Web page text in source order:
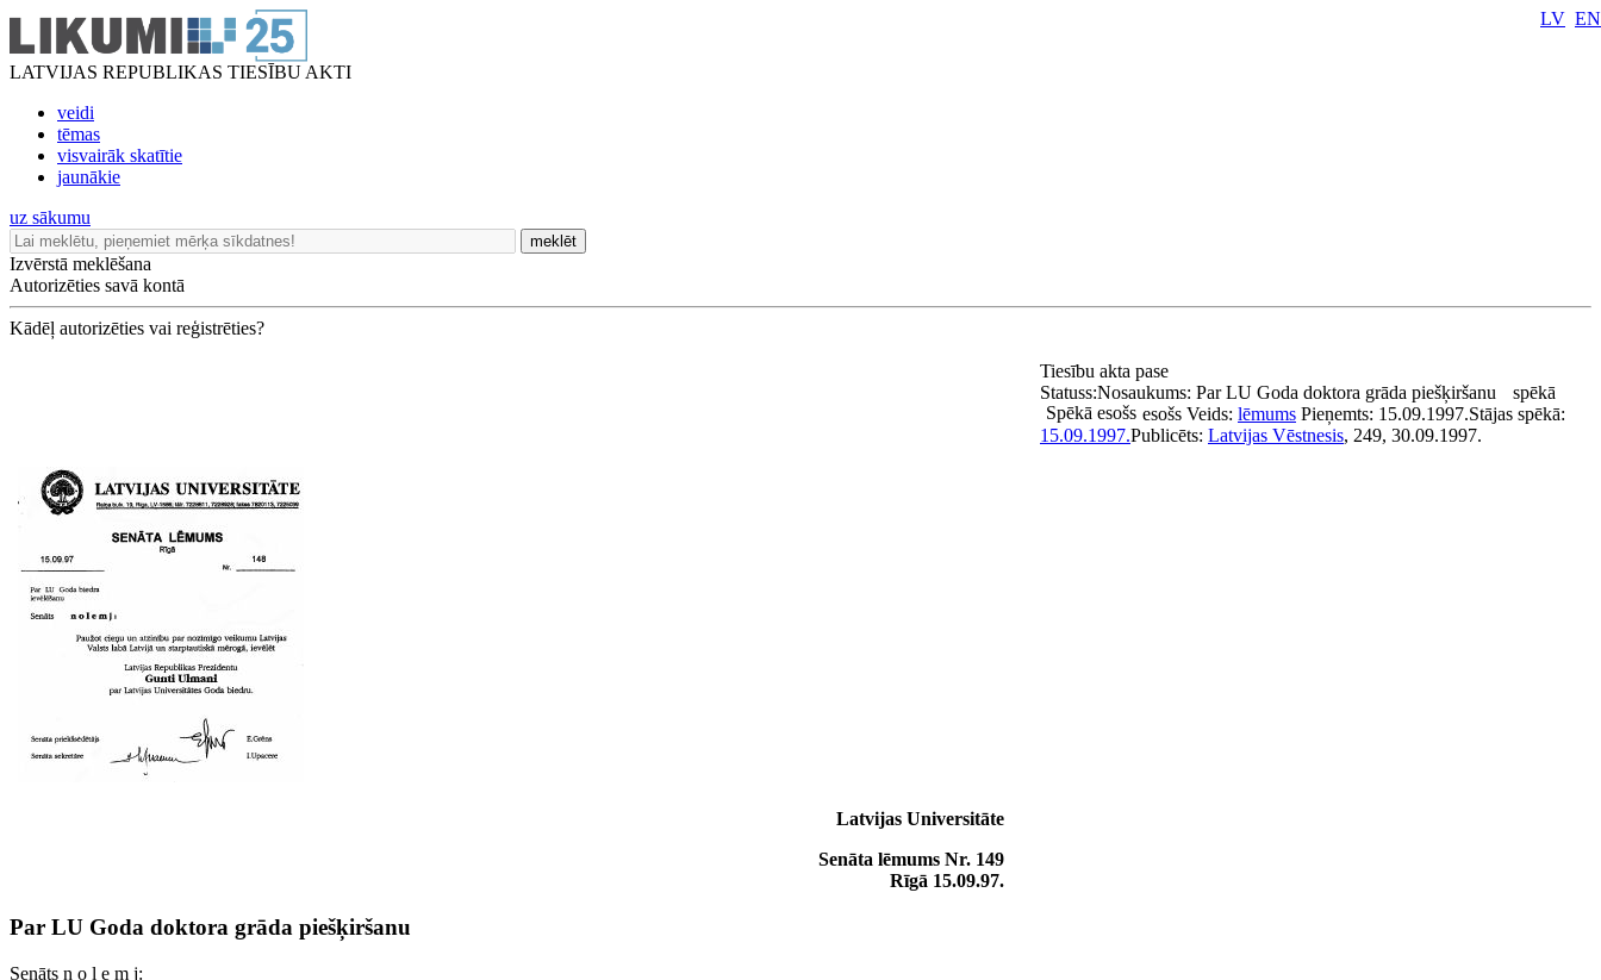
LATVIJAS REPUBLIKAS TIESĪBU AKTI
veidi
tēmas
visvairāk skatītie
jaunākie
LV EN
uz sākumu
meklēt
Izvērstā meklēšana
Autorizēties savā kontā
Kādēļ autorizēties vai reģistrēties?
Latvijas Universitāte
Senāta lēmums Nr. 149
Rīgā 15.09.97.
Par LU Goda doktora grāda piešķiršanu
Senāts n o l e m j:
Tiesību akta pase
Nosaukums: Par LU Goda doktora grāda piešķiršanu
Statuss:
Spēkā esošs
spēkā
esošs Veids: lēmums Pieņemts: 15.09.1997.Stājas spēkā:
15.09.1997.Publicēts: Latvijas Vēstnesis, 249, 30.09.1997.